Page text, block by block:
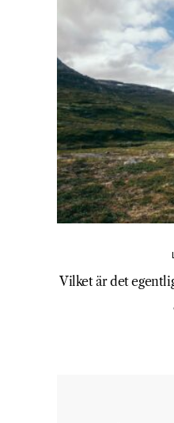
Vilket är det